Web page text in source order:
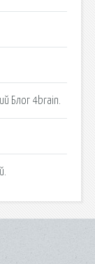
Блог 4brain.